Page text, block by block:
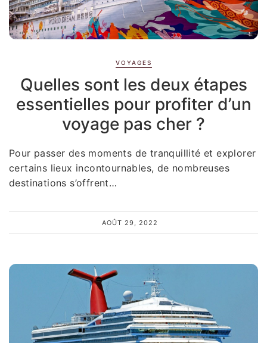
VOYAGES
Quelles sont les deux étapes
essentielles pour profiter d’un
voyage pas cher ?
Pour passer des moments de tranquillité et explorer
certains lieux incontournables, de nombreuses
destinations s’offrent…
AOÛT 29, 2022